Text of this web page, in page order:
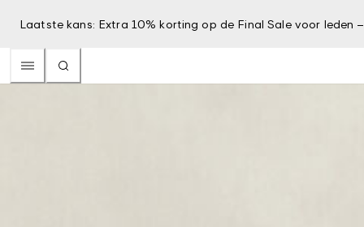
Laatste kans: Extra 10% korting op de Final Sale voor leden –